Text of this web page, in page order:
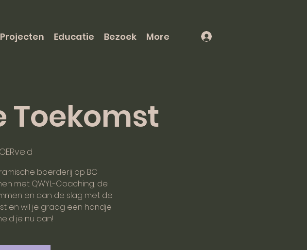
Projecten Educatie Bezoek More
Toekomst
boerderij op BC
met QWYL-Coaching, de
en aan de slag met de
en wil je graag een handje
je nu aan!